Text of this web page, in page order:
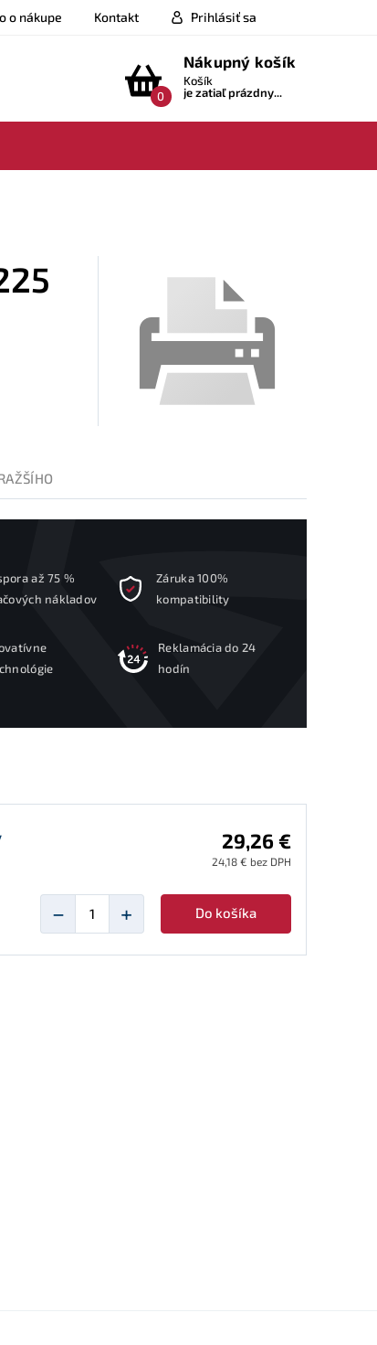
o nákupe Kontakt Prihlásiť sa
0
Nákupný košík
Košík
je zatiaľ prázdny...
až 75 %
nákladov
Záruka 100%
kompatibility
Reklamácia do 24
hodín
29,26 €
24,18 € bez DPH
− + Do košíka